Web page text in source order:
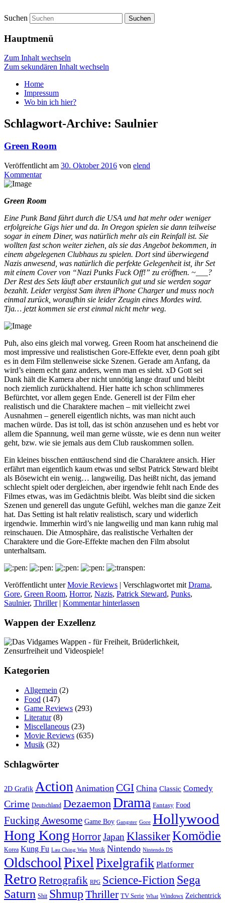
vidgames.de
Suchen
Hauptmenü
Zum Inhalt wechseln
Zum sekundären Inhalt wechseln
Home
Impressum
Wo bin ich hier?
Schlagwort-Archive: Saulnier
Green Room
Veröffentlicht am 30. Oktober 2016 von elend
Kommentar
Green Room
Eine Punk Band fährt durch die USA und hat mehr oder weniger
erfolgreiche Gigs hier und da. In Oregon spielen sie dann teilweise
sogar in einem Diner, was natürlich mehr als ein Reinfall ist. Sie
wollten fast schon weiter ziehen, als sie das Angebot bekommen, in
einem abgelegenen Clubhaus zu spielen. Dort sind überwiegend
Nazis anwesend, was natürlich die perfekte Gelegenheit ist, ihr Set
mit einem Cover von “Nazi Punks Fuck Off!” zu eröffnen. ~___?
Der Rest des Sets läuft aber erstaunlich gut und sie werden sogar
bezahlt. Leider vergisst Sam ihren iPhone Charger und muss noch
einmal zurück, woraufhin sie leider Zeugin eines Mordes wird.
Tja… jetzt kommen sie erst einmal nicht mehr weg.
Puh, also eins gleich mal vorweg. Green Room hat anscheinend die
most impressive und realistischen Gore-Effekte ever, denn poah gibt
es in dem Film stellenweise sicke Szenen. Gerade am Anfang, da
wird’s einem echt ganz anders, wenn man es sieht. xD Gott sei
Dank hält die Kamera aber nicht unnötig lange drauf und bleibt
noch ziemlich zurückhaltend. Hier hatte ich schon schlimmeres
Befürchtet, vor allem gegen Ende. Generell ist der Film eher
realistisch und die Charaktere machen – mit vielleicht zwei
Ausnahmen – generell eigentlich nichts, was man nicht auch
machen würde. Das ist toll, das ist schön anzusehen und es hebt vor
allem die Spannung, weil man gerne wüsste, wie es denn nun weiter
geht, bzw. wie sie jemals aus dem Club rauskommen sollen.
Ein kleines bisschen enttäuschend sind die Charaktere ansich. Hier
erfährt man eigentlich kaum etwas und selbst Patrick Steward bleibt
als Bösewicht ein wenig… langweilig. Das heißt nicht, das jemand
schlecht spielt oder dergleichen, aber irgendwie fehlt nach Ende des
Filmes etwas, was im Gedächtnis bleibt. Was bleibt sind die sicken
Szenen und generell das ungute Gefühl, welches man die ganze Zeit
hat. Das Setting ist halt relativ realistisch, scary und widerlich
irgendwie. Immerhin wird’s nie langweilig und man kann ruhig mal
reinschauen. Die Atmosphäre, das realistische Verhalten der
Charaktere und die Gore-Effekte machen den Film absolut
unterhaltsam.
Veröffentlicht unter Movie Reviews | Verschlagwortet mit Drama,
Gore, Green Room, Horror, Nazis, Patrick Steward, Punks,
Saulnier, Thriller | Kommentar hinterlassen
Wappen der Exzellenz
Kategorien
Allgemein (2)
Food (147)
Game Reviews (293)
Literatur(8)
Miscellaneous (23)
Movie Reviews (635)
Musik (32)
Schlagwörter
2D Grafik Action Animation CGI China Classic Comedy
Crime Deutschland DezaemonDrama Fantasy Food
Fucking Awesome Game Boy Gangster Gore Hollywood
Hong Kong HorrorJapanKlassikerKomödie
Korea Kung Fu Lau Ching Wan Musik Nintendo Nintendo DS
OldschoolPixel Pixelgrafik Platformer
Retro Retrografik RPG Science-Fiction Sega
Saturn Shit Shmup Thriller TV Serie What Windows Zeichentrick